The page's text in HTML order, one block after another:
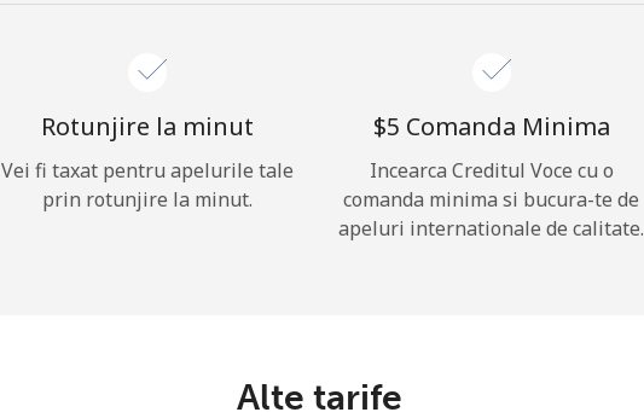
Recuperare parola →
Continua cu
Rotunjire la minut
Vei fi taxat pentru apelurile tale
prin rotunjire la minut.
⁦$5⁩ Comanda Minima
Incearca Creditul Voce cu o
comanda minima si bucura-te de
apeluri internationale de calitate.
Alte tarife